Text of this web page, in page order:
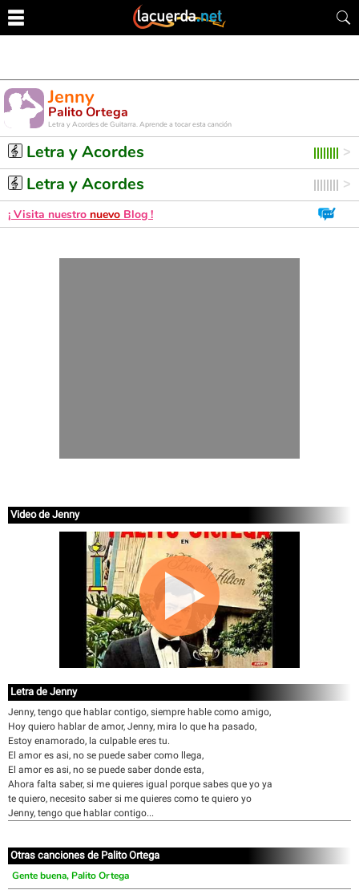
Jenny
Palito Ortega
Letra y Acordes de Guitarra. Aprende a tocar esta canción
Letra y Acordes
Letra y Acordes
¡ Visita nuestro nuevo Blog !
Video de Jenny
Letra de Jenny
Jenny, tengo que hablar contigo, siempre hable como amigo,
Hoy quiero hablar de amor, Jenny, mira lo que ha pasado,
Estoy enamorado, la culpable eres tu.
El amor es asi, no se puede saber como llega,
El amor es asi, no se puede saber donde esta,
Ahora falta saber, si me quieres igual porque sabes que yo ya
te quiero, necesito saber si me quieres como te quiero yo
Jenny, tengo que hablar contigo...
Otras canciones de Palito Ortega
Gente buena, Palito Ortega